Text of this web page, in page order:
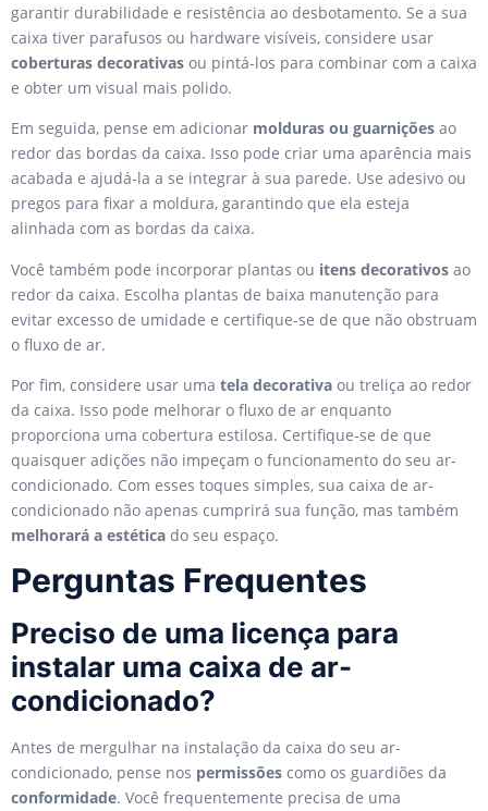
garantir durabilidade e resistência ao desbotamento. Se a sua
caixa tiver parafusos ou hardware visíveis, considere usar
coberturas decorativas ou pintá-los para combinar com a caixa
e obter um visual mais polido.
Em seguida, pense em adicionar molduras ou guarnições ao
redor das bordas da caixa. Isso pode criar uma aparência mais
acabada e ajudá-la a se integrar à sua parede. Use adesivo ou
pregos para fixar a moldura, garantindo que ela esteja
alinhada com as bordas da caixa.
Você também pode incorporar plantas ou itens decorativos ao
redor da caixa. Escolha plantas de baixa manutenção para
evitar excesso de umidade e certifique-se de que não obstruam
o fluxo de ar.
Por fim, considere usar uma tela decorativa ou treliça ao redor
da caixa. Isso pode melhorar o fluxo de ar enquanto
proporciona uma cobertura estilosa. Certifique-se de que
quaisquer adições não impeçam o funcionamento do seu ar-
condicionado. Com esses toques simples, sua caixa de ar-
condicionado não apenas cumprirá sua função, mas também
melhorará a estética do seu espaço.
Perguntas Frequentes
Preciso de uma licença para
instalar uma caixa de ar-
condicionado?
Antes de mergulhar na instalação da caixa do seu ar-
condicionado, pense nos permissões como os guardiões da
conformidade. Você frequentemente precisa de uma